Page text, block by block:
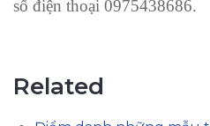
số điện thoại 0975438686.
Related